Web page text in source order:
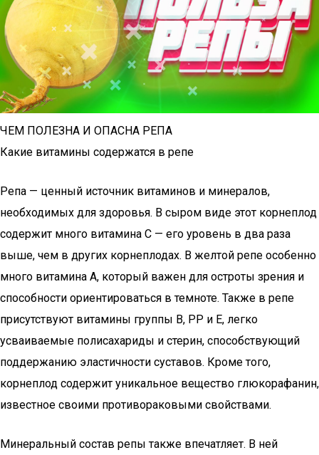
ЧЕМ ПОЛЕЗНА И ОПАСНА РЕПА
Какие витамины содержатся в репе
Репа — ценный источник витаминов и минералов,
необходимых для здоровья. В сыром виде этот корнеплод
содержит много витамина C — его уровень в два раза
выше, чем в других корнеплодах. В желтой репе особенно
много витамина A, который важен для остроты зрения и
способности ориентироваться в темноте. Также в репе
присутствуют витамины группы B, РР и E, легко
усваиваемые полисахариды и стерин, способствующий
поддержанию эластичности суставов. Кроме того,
корнеплод содержит уникальное вещество глюкорафанин,
известное своими противораковыми свойствами.
Минеральный состав репы также впечатляет. В ней